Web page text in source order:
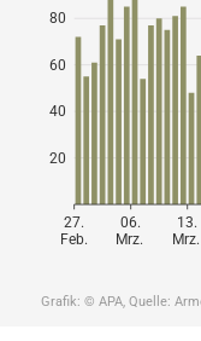
Grafik: © APA, Quelle:
20
40
60
80
27.
Feb.
06.
Mrz.
13.
Mrz.